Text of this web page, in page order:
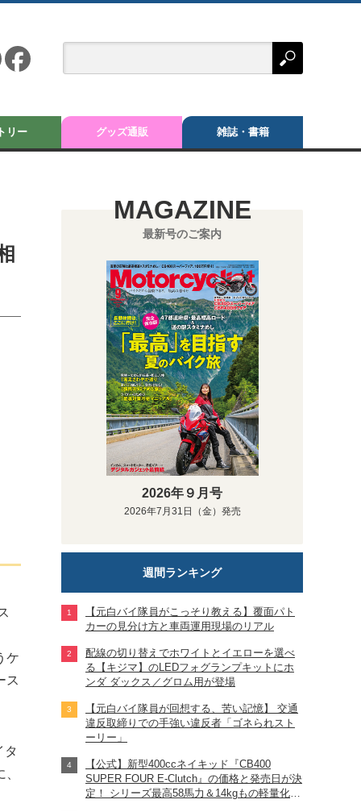
リー グッズ通販 雑誌・書籍
ケ
ス
タ
MAGAZINE
最新号のご案内
2026年９月号
2026年7月31日（金）発売
週間ランキング
【元白バイ隊員がこっそり教える】覆面パト
カーの見分け方と車両運用現場のリアル
配線の切り替えでホワイトとイエローを選べ
る【キジマ】のLEDフォグランプキットにホ
ンダ ダックス／グロム用が登場
【元白バイ隊員が回想する、苦い記憶】 交通
違反取締りでの手強い違反者「ゴネられスト
ーリー」
【公式】新型400ccネイキッド『CB400
SUPER FOUR E-Clutch』の価格と発売日が決
定！ シリーズ最高58馬力＆14kgもの軽量化!?